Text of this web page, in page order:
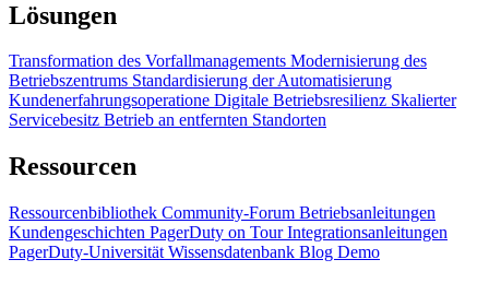
Lösungen
Transformation des Vorfallmanagements Modernisierung des
Betriebszentrums Standardisierung der Automatisierung
Kundenerfahrungsoperatione Digitale Betriebsresilienz Skalierter
Servicebesitz Betrieb an entfernten Standorten
Ressourcen
Ressourcenbibliothek Community-Forum Betriebsanleitungen
Kundengeschichten PagerDuty on TourIntegrationsanleitungen
PagerDuty-Universität Wissensdatenbank Blog Demo